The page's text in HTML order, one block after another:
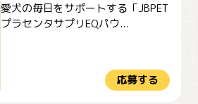
愛犬の毎日をサポートする「JBPET
プラセンタサプリEQパウ...
応募する